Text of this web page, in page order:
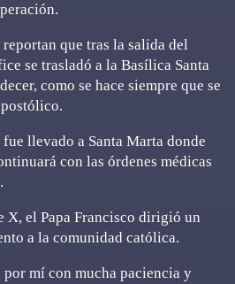
que tras la salida del
se trasladó a la Basílica Santa
como se hace siempre que se
llevado a Santa Marta donde
con las órdenes médicas
X, el Papa Francisco dirigió un
a la comunidad católica.
por mí con mucha paciencia y